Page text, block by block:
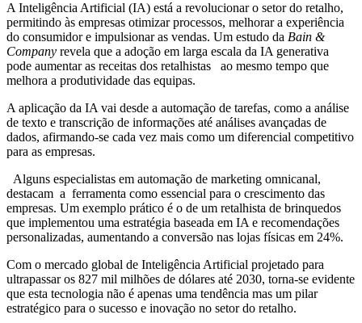
A Inteligência Artificial (IA) está a revolucionar o setor do retalho,
permitindo às empresas otimizar processos, melhorar a experiência
do consumidor e impulsionar as vendas. Um estudo da Bain &
Company revela que a adoção em larga escala da IA generativa
pode aumentar as receitas dos retalhistas ao mesmo tempo que
melhora a produtividade das equipas.
A aplicação da IA vai desde a automação de tarefas, como a análise
de texto e transcrição de informações até análises avançadas de
dados, afirmando-se cada vez mais como um diferencial competitivo
para as empresas.
Alguns especialistas em automação de marketing omnicanal,
destacam a ferramenta como essencial para o crescimento das
empresas. Um exemplo prático é o de um retalhista de brinquedos
que implementou uma estratégia baseada em IA e recomendações
personalizadas, aumentando a conversão nas lojas físicas em 24%.
Com o mercado global de Inteligência Artificial projetado para
ultrapassar os 827 mil milhões de dólares até 2030, torna-se evidente
que esta tecnologia não é apenas uma tendência mas um pilar
estratégico para o sucesso e inovação no setor do retalho.